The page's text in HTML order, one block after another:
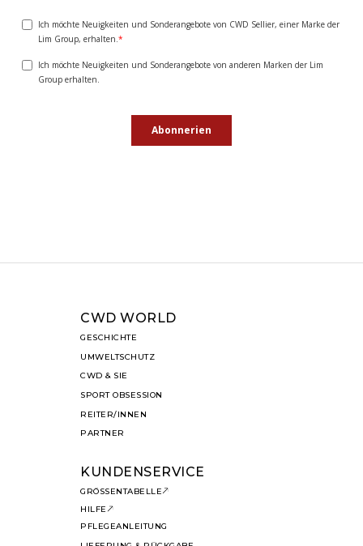
CWD WORLD
GESCHICHTE
UMWELTSCHUTZ
CWD & SIE
SPORT OBSESSION
REITER/INNEN
PARTNER
KUNDENSERVICE
GRÖSSENTABELLE
HILFE
PFLEGEANLEITUNG